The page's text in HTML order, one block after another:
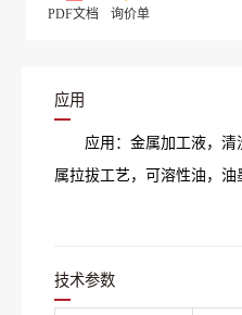
PDF文档 询价单
应用
应用：金属加工液，
属拉拔工艺，可溶性油，油
技术参数